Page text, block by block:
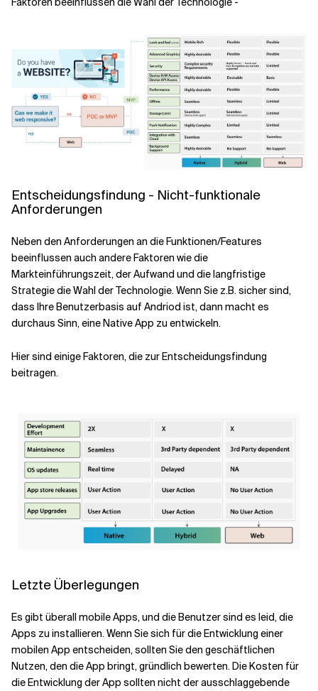
Entscheidungsfindung - Nicht-funktionale
Anforderungen
Neben den Anforderungen an die Funktionen/Features
beeinflussen auch andere Faktoren wie die
Markteinführungszeit, der Aufwand und die langfristige
Strategie die Wahl der Technologie. Wenn Sie z.B. sicher sind,
dass Ihre Benutzerbasis auf Andriod ist, dann macht es
durchaus Sinn, eine Native App zu entwickeln.
Hier sind einige Faktoren, die zur Entscheidungsfindung
beitragen.
Letzte Überlegungen
Es gibt überall mobile Apps, und die Benutzer sind es leid, die
Apps zu installieren. Wenn Sie sich für die Entwicklung einer
mobilen App entscheiden, sollten Sie den geschäftlichen
Nutzen, den die App bringt, gründlich bewerten. Die Kosten für
die Entwicklung der App sollten nicht der ausschlaggebende